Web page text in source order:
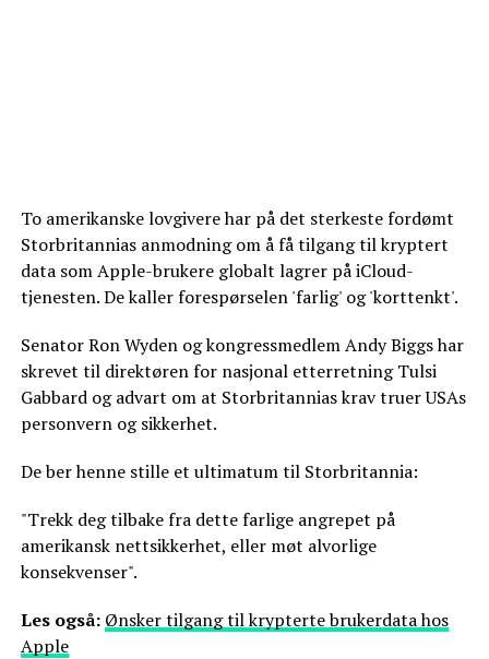
To amerikanske lovgivere har på det sterkeste fordømt
Storbritannias anmodning om å få tilgang til kryptert
data som Apple-brukere globalt lagrer på iCloud-
tjenesten. De kaller forespørselen 'farlig' og 'korttenkt'.
Senator Ron Wyden og kongressmedlem Andy Biggs har
skrevet til direktøren for nasjonal etterretning Tulsi
Gabbard og advart om at Storbritannias krav truer USAs
personvern og sikkerhet.
De ber henne stille et ultimatum til Storbritannia:
"Trekk deg tilbake fra dette farlige angrepet på
amerikansk nettsikkerhet, eller møt alvorlige
konsekvenser".
Les også: Ønsker tilgang til krypterte brukerdata hos
Apple